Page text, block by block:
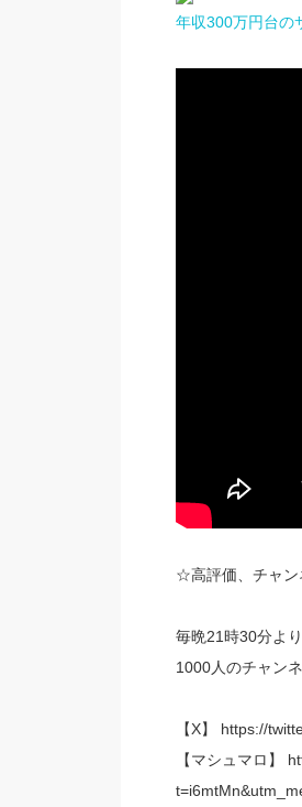
年収300万円台の
☆高評価、チャ
毎晩21時30分よ
1000人のチャン
【X】 https://
【マシュマロ】